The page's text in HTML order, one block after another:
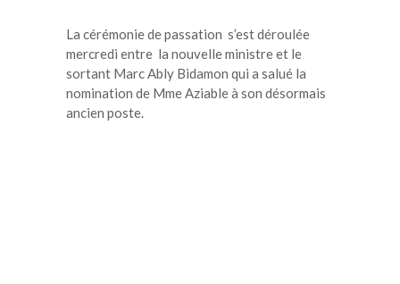
La cérémonie de passation s’est déroulée
mercredi entre la nouvelle ministre et le
sortant Marc Ably Bidamon qui a salué la
nomination de Mme Aziable à son désormais
ancien poste.